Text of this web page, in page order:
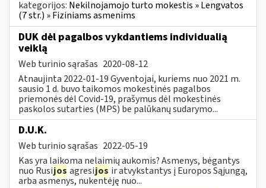
kategorijos: Nekilnojamojo turto mokestis » Lengvatos
(7 str.) » Fiziniams asmenims
DUK dėl pagalbos vykdantiems individualią
veiklą
Web turinio sąrašas 2020-08-12
Atnaujinta 2022-01-19 Gyventojai, kuriems nuo 2021 m.
sausio 1 d. buvo taikomos mokestinės pagalbos
priemonės dėl Covid-19, prašymus dėl mokestinės
paskolos sutarties (MPS) be palūkanų sudarymo...
D.U.K.
Web turinio sąrašas 2022-05-19
Kas yra laikoma nelaimių aukomis? Asmenys, bėgantys
nuo Rusijos agresijos ir atvykstantys į Europos Sąjungą,
arba asmenys, nukentėję nuo...